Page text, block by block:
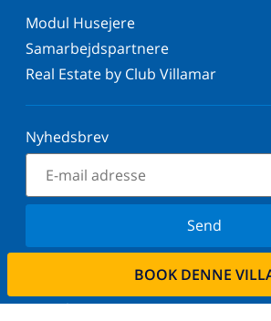
BOOK DENNE
Modul Husejere
Samarbejdspartnere
Real Estate by Club Villamar
Nyhedsbrev
Send
Tilmeld dig vores nyhedsbrev og
de seneste nyheder og tilbud. Vi
privatliv.